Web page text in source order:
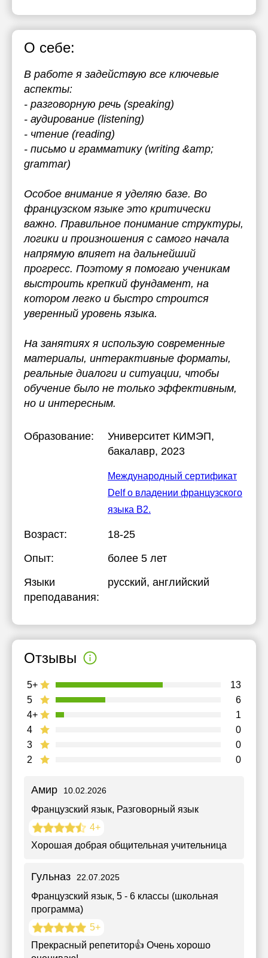
О себе:
В работе я задействую все ключевые
аспекты:
- разговорную речь (speaking)
- аудирование (listening)
- чтение (reading)
- письмо и грамматику (writing &amp;
grammar)
Особое внимание я уделяю базе. Во
французском языке это критически
важно. Правильное понимание структуры,
логики и произношения с самого начала
напрямую влияет на дальнейший
прогресс. Поэтому я помогаю ученикам
выстроить крепкий фундамент, на
котором легко и быстро строится
уверенный уровень языка.
На занятиях я использую современные
материалы, интерактивные форматы,
реальные диалоги и ситуации, чтобы
обучение было не только эффективным,
но и интересным.
Образование: Университет КИМЭП,
бакалавр, 2023
Международный сертификат
Delf о владении французского
языка B2.
Возраст:
18-25
Опыт:
более 5 лет
Языки
преподавания:
русский, английский
Отзывы
2 0
3 0
4 0
4+ 1
5 6
5+ 13
Амир 10.02.2026
Французский язык, Разговорный язык
4+
Хорошая добрая общительная учительница
Гульназ 22.07.2025
Французский язык, 5 - 6 классы (школьная
программа)
5+
Прекрасный репетитор👍 Очень хорошо